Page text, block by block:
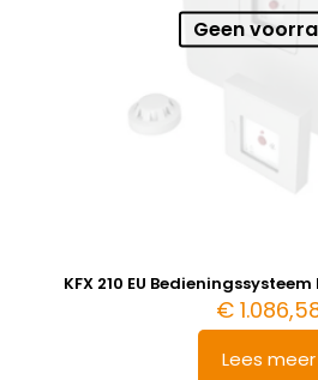
Geen
KFX 210 EU Bedieningssysteem
€
Lees meer